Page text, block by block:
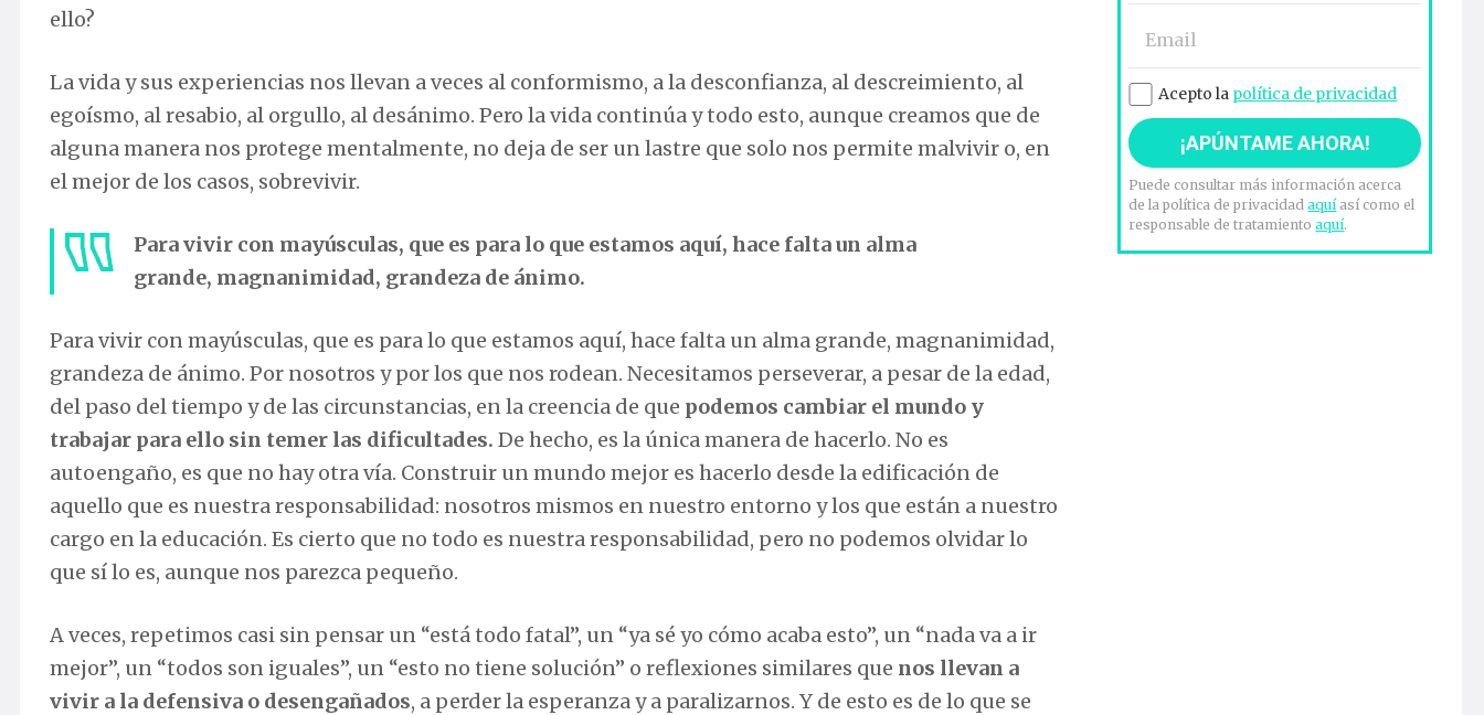
ello?
La vida y sus experiencias nos llevan a veces al conformismo, a la desconfianza, al descreimiento, al
egoísmo, al resabio, al orgullo, al desánimo. Pero la vida continúa y todo esto, aunque creamos que de
alguna manera nos protege mentalmente, no deja de ser un lastre que solo nos permite malvivir o, en
el mejor de los casos, sobrevivir.
Para vivir con mayúsculas, que es para lo que estamos aquí, hace falta un alma
grande, magnanimidad, grandeza de ánimo.
Para vivir con mayúsculas, que es para lo que estamos aquí, hace falta un alma grande, magnanimidad,
grandeza de ánimo. Por nosotros y por los que nos rodean. Necesitamos perseverar, a pesar de la edad,
del paso del tiempo y de las circunstancias, en la creencia de que podemos cambiar el mundo y
trabajar para ello sin temer las dificultades. De hecho, es la única manera de hacerlo. No es
autoengaño, es que no hay otra vía. Construir un mundo mejor es hacerlo desde la edificación de
aquello que es nuestra responsabilidad: nosotros mismos en nuestro entorno y los que están a nuestro
cargo en la educación. Es cierto que no todo es nuestra responsabilidad, pero no podemos olvidar lo
que sí lo es, aunque nos parezca pequeño.
A veces, repetimos casi sin pensar un “está todo fatal”, un “ya sé yo cómo acaba esto”, un “nada va a ir
mejor”, un “todos son iguales”, un “esto no tiene solución” o reflexiones similares que nos llevan a
vivir a la defensiva o desengañados, a perder la esperanza y a paralizarnos. Y de esto es de lo que se
Acepto la política de privacidad
Puede consultar más información acerca
de la política de privacidadaquíasí como el
responsable de tratamientoaquí.